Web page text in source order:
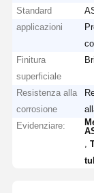
Standard
applicazioni
Finitura
superficiale
Resistenza alla
corrosione
Evidenziare:
,